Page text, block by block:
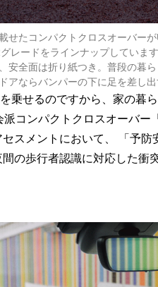
せたコンパクトクロスオーバー
レードをラインナップしていま
安全面は折り紙つき。普段の暮
アならバンパーの下に足を差し
乗せるのですから、家の暮
派コンパクトクロスオーバ
スメントにおいて、 「予
の歩行者認識に対応した衝